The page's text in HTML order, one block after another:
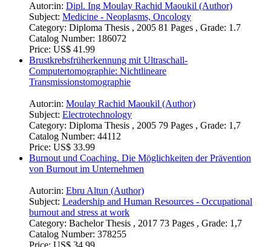
Autor:in: Dipl. Ing Moulay Rachid Maoukil (Author)
Subject: Medicine - Neoplasms, Oncology
Category: Diploma Thesis , 2005 81 Pages , Grade: 1.7
Catalog Number: 186072
Price: US$ 41.99
Brustkrebsfrüherkennung mit Ultraschall-
Computertomographie: Nichtlineare
Transmissionstomographie
Autor:in: Moulay Rachid Maoukil (Author)
Subject: Electrotechnology
Category: Diploma Thesis , 2005 79 Pages , Grade: 1,7
Catalog Number: 44112
Price: US$ 33.99
Burnout und Coaching. Die Möglichkeiten der Prävention
von Burnout im Unternehmen
Autor:in: Ebru Altun (Author)
Subject: Leadership and Human Resources - Occupational
burnout and stress at work
Category: Bachelor Thesis , 2017 73 Pages , Grade: 1,7
Catalog Number: 378255